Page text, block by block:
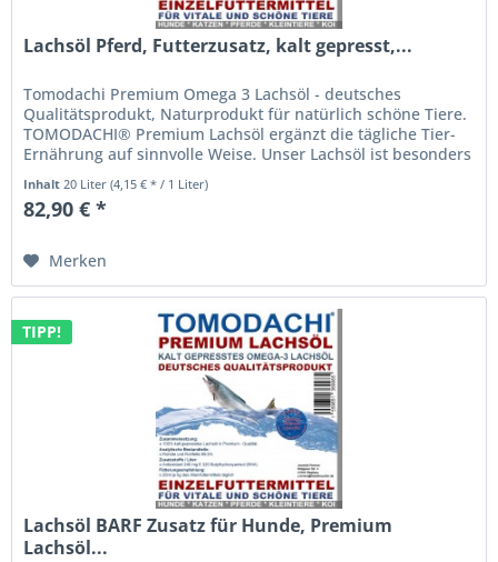
Lachsöl Pferd, Futterzusatz, kalt gepresst,...
Tomodachi Premium Omega 3 Lachsöl - deutsches
Qualitätsprodukt, Naturprodukt für natürlich schöne Tiere.
TOMODACHI® Premium Lachsöl ergänzt die tägliche Tier-
Ernährung auf sinnvolle Weise. Unser Lachsöl ist besonders
reich an...
Inhalt20 Liter(4,15 € * / 1 Liter)
82,90 € *
Merken
TIPP!
Lachsöl BARF Zusatz für Hunde, Premium
Lachsöl...